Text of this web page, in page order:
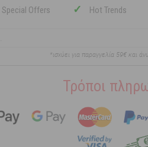
Special Offers ✓ Hot Trends
*ισχύει για παραγγελία 59€ και
Τρόποι